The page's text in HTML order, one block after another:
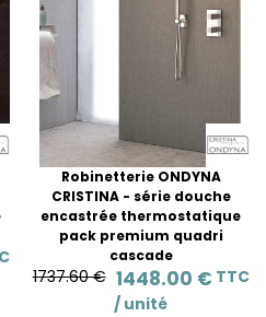
Robinetterie ONDYNA
CRISTINA - série douche
encastrée thermostatique
pack premium quadri
cascade
1737.60 € 1448.00 € TTC
/ unité